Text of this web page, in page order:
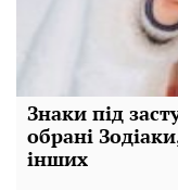
Знаки під
обрані
інших